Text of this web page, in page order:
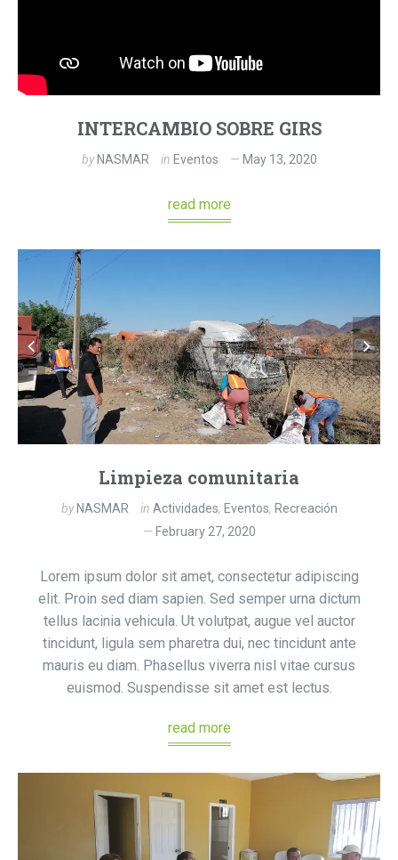
INTERCAMBIO SOBRE GIRS
by NASMAR in Eventos May 13, 2020
read more
Limpieza comunitaria
by NASMAR in Actividades, Eventos, Recreación
February 27, 2020
Lorem ipsum dolor sit amet, consectetur adipiscing
elit. Proin sed diam sapien. Sed semper urna dictum
tellus lacinia vehicula. Ut volutpat, augue vel auctor
tincidunt, ligula sem pharetra dui, nec tincidunt ante
mauris eu diam. Phasellus viverra nisl vitae cursus
euismod. Suspendisse sit amet est lectus.
read more